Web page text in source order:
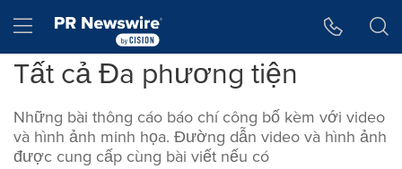
Hamburger menu
Tất cả Đa phương tiện
Những bài thông cáo báo chí công bố kèm với video
và hình ảnh minh họa. Đường dẫn video và hình ảnh
được cung cấp cùng bài viết nếu có